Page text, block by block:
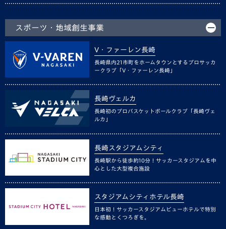
スポーツ・地域創生事業
V・ファーレン長崎
長崎県内21市町をホームタウンとするプロサッカ
ークラブ「V・ファーレン長崎」
長崎ヴェルカ
長崎初のプロバスケットボールクラブ「長崎ヴェ
ルカ」
長崎スタジアムシティ
長崎駅から徒歩約10分！サッカースタジアムを中
心とした大型複合施設
スタジアムシティホテル長崎
日本初！サッカースタジアムビューホテルで特別
な感動とくつろぎを。